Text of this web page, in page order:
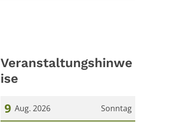
Veranstaltungshinwe
ise
Sonntag
9 Aug. 2026